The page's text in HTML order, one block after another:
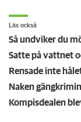
Läs också